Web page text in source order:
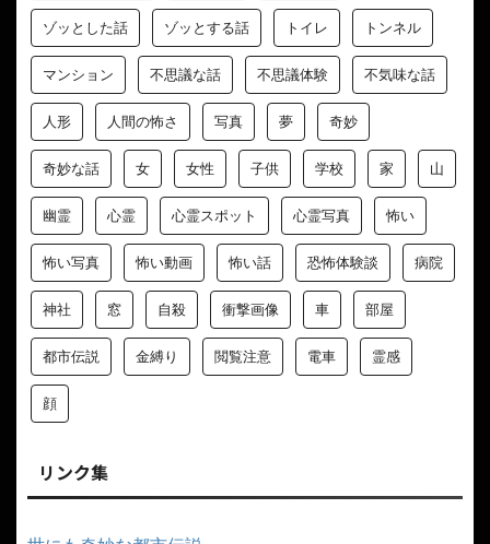
ゾッとした話 ゾッとする話 トイレ トンネル
マンション 不思議な話 不思議体験 不気味な話
人形 人間の怖さ 写真 夢 奇妙
奇妙な話 女 女性 子供 学校 家 山
幽霊 心霊 心霊スポット 心霊写真 怖い
怖い写真 怖い動画 怖い話 恐怖体験談 病院
神社 窓 自殺 衝撃画像 車 部屋
都市伝説 金縛り 閲覧注意 電車 霊感
顔
リンク集